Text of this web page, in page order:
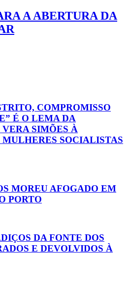
A ABERTURA DA
COMPROMISSO
É O LEMA DA
SIMÕES À
SOCIALISTAS
MOREU AFOGADO EM
PORTO
DA FONTE DOS
E DEVOLVIDOS À